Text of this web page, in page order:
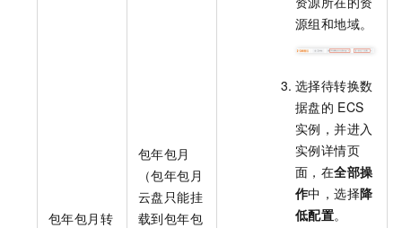
包年包月转
包年包月
（包年包月
云盘只能挂
载到包年包
源组和地域。
选择待转换数
据盘的 ECS
实例，并进入
实例详情页
面，在全部操
作中，选择降
低配置。